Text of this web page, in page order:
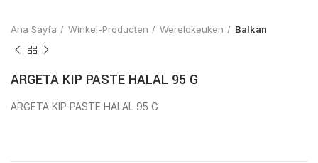
Ana Sayfa Winkel-Producten Wereldkeuken Balkan
ARGETA KIP PASTE HALAL 95 G
ARGETA KIP PASTE HALAL 95 G